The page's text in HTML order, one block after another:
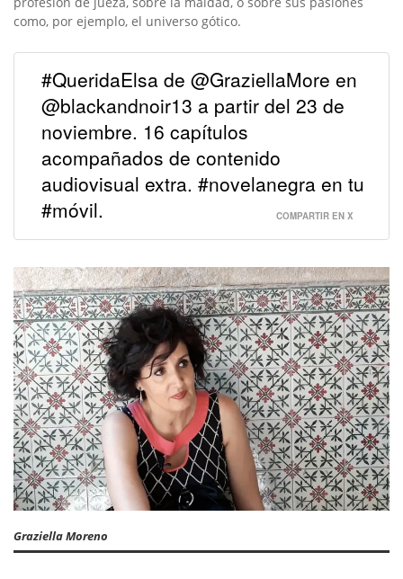
como, por ejemplo, el universo gótico.
#QueridaElsa de @GraziellaMore en
@blackandnoir13 a partir del 23 de
noviembre. 16 capítulos
acompañados de contenido
audiovisual extra. #novelanegra en tu
#móvil.
COMPARTIR EN X
Graziella Moreno